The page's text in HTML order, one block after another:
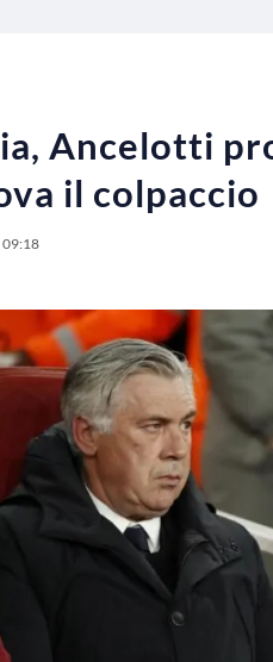
Ancelotti
il colpaccio
09:18